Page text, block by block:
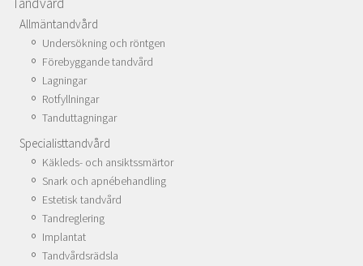
Allmäntandvård
Undersökning och röntgen
Förebyggande tandvård
Lagningar
Rotfyllningar
Tanduttagningar
Specialisttandvård
Käkleds- och ansiktssmärtor
Snark och apnébehandling
Estetisk tandvård
Tandreglering
Implantat
Tandvårdsrädsla